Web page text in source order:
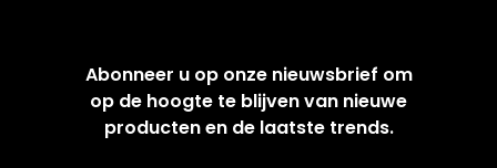
Abonneer u op onze nieuwsbrief om
op de hoogte te blijven van nieuwe
producten en de laatste trends.